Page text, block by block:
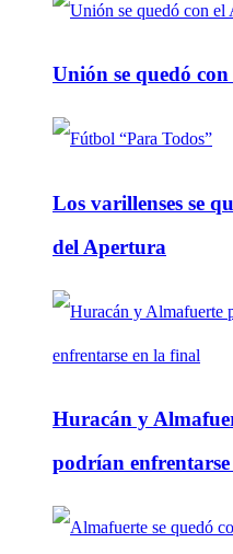
Unión se quedó
Los varillenses se
del Apertura
Huracán y
podrían